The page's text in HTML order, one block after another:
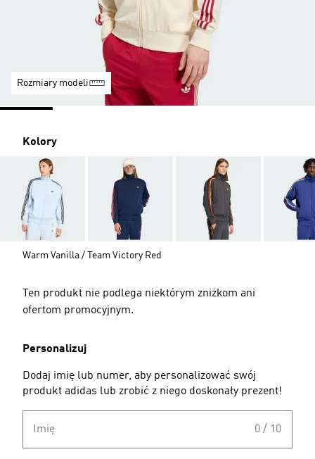
Rozmiary modeli
Kolory
Warm Vanilla / Team Victory Red
Ten produkt nie podlega niektórym zniżkom ani
ofertom promocyjnym.
Personalizuj
Dodaj imię lub numer, aby personalizować swój
produkt adidas lub zrobić z niego doskonały prezent!
Imię 0 / 10